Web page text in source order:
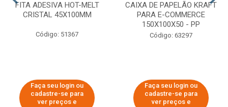
FITA ADESIVA HOT-MELT
CRISTAL 45X100MM
Código: 51367
Faça seu login ou
cadastre-se para
ver preços e
CAIXA DE PAPELÃO KRAFT
PARA E-COMMERCE
150X100X50 - PP
Código: 63297
Faça seu login ou
cadastre-se para
ver preços e